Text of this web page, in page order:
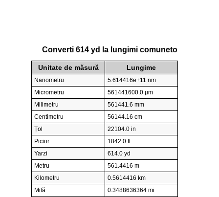
Converti 614 yd la lungimi comuneto
Unitate de măsură Lungime
Nanometru
5.614416e+11 nm
Micrometru
561441600.0 µm
Milimetru
561441.6 mm
Centimetru
56144.16 cm
Țol
22104.0 in
Picior
1842.0 ft
Yarzi
614.0 yd
Metru
561.4416 m
Kilometru
0.5614416 km
Milă
0.3488636364 mi